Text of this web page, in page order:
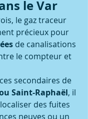
le Var
le gaz traceur
précieux pour
de canalisations
le compteur et
secondaires de
Saint-Raphaël, il
des fuites
neuves ou un